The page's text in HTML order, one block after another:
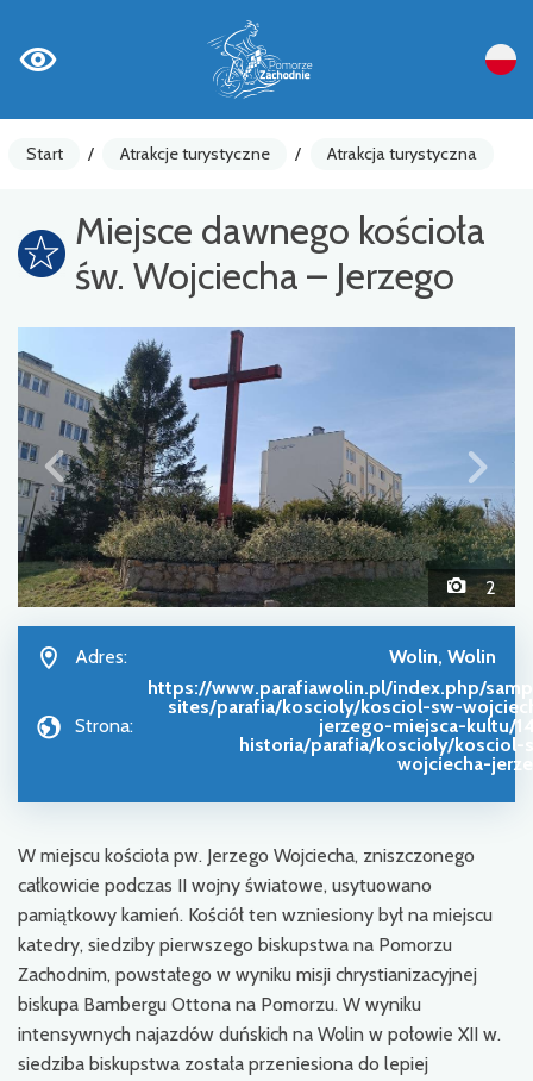
Start / Atrakcje turystyczne / Atrakcja turystyczna
Miejsce dawnego kościoła
św. Wojciecha – Jerzego
2
Adres: Wolin, Wolin
Strona:
https://www.parafiawolin.pl/index.php/
sites/parafia/koscioly/kosciol-sw-
jerzego-miejsca-kultu/
historia/parafia/koscioly/kosciol-
wojciecha-
W miejscu kościoła pw. Jerzego Wojciecha, zniszczonego
całkowicie podczas II wojny światowe, usytuowano
pamiątkowy kamień. Kościół ten wzniesiony był na miejscu
katedry, siedziby pierwszego biskupstwa na Pomorzu
Zachodnim, powstałego w wyniku misji chrystianizacyjnej
biskupa Bambergu Ottona na Pomorzu. W wyniku
intensywnych najazdów duńskich na Wolin w połowie XII w.
siedziba biskupstwa została przeniesiona do lepiej